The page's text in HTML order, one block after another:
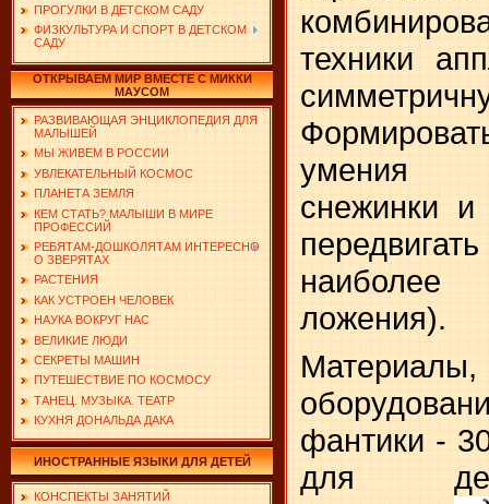
ПРОГУЛКИ В ДЕТСКОМ САДУ
ФИЗКУЛЬТУРА И СПОРТ В ДЕТСКОМ
САДУ
ОТКРЫВАЕМ МИР ВМЕСТЕ С МИККИ
МАУСОМ
РАЗВИВАЮЩАЯ ЭНЦИКЛОПЕДИЯ ДЛЯ
МАЛЫШЕЙ
МЫ ЖИВЕМ В РОССИИ
УВЛЕКАТЕЛЬНЫЙ КОСМОС
ПЛАНЕТА ЗЕМЛЯ
КЕМ СТАТЬ? МАЛЫШИ В МИРЕ
ПРОФЕССИЙ
РЕБЯТАМ-ДОШКОЛЯТАМ ИНТЕРЕСНО
О ЗВЕРЯТАХ
РАСТЕНИЯ
КАК УСТРОЕН ЧЕЛОВЕК
НАУКА ВОКРУГ НАС
ВЕЛИКИЕ ЛЮДИ
СЕКРЕТЫ МАШИН
ПУТЕШЕСТВИЕ ПО КОСМОСУ
ТАНЕЦ. МУЗЫКА. ТЕАТР
КУХНЯ ДОНАЛЬДА ДАКА
ИНОСТРАННЫЕ ЯЗЫКИ ДЛЯ ДЕТЕЙ
КОНСПЕКТЫ ЗАНЯТИЙ
техники
умения
снежинки и
наиболее
ложения).
фантики -
для